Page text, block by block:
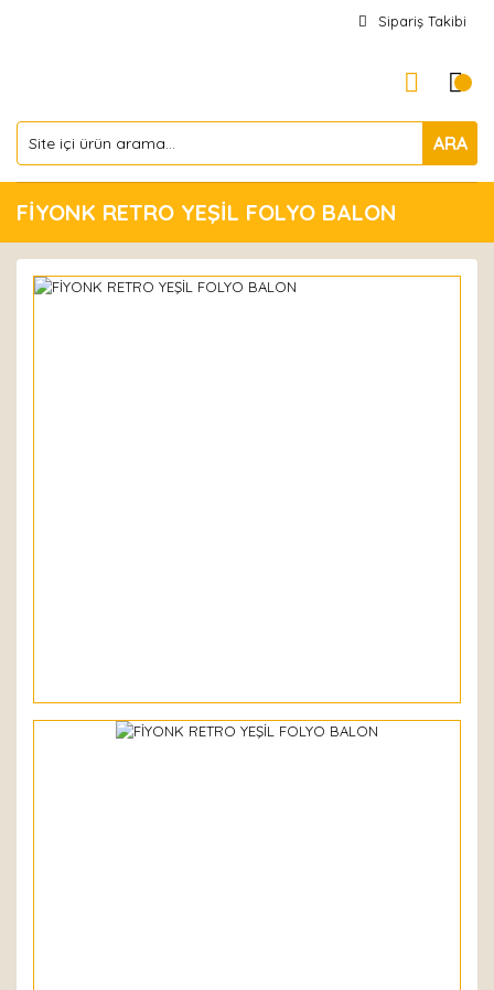
Sipariş Takibi
ARA
FİYONK RETRO YEŞİL FOLYO BALON